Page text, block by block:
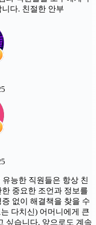
다. 친절한 안부
능한 직원들은 항상 친
중요한 조언과 정보를
없이 해결책을 찾을 수
다치신) 어머니에게 큰
싶습니다. 앞으로도 계속